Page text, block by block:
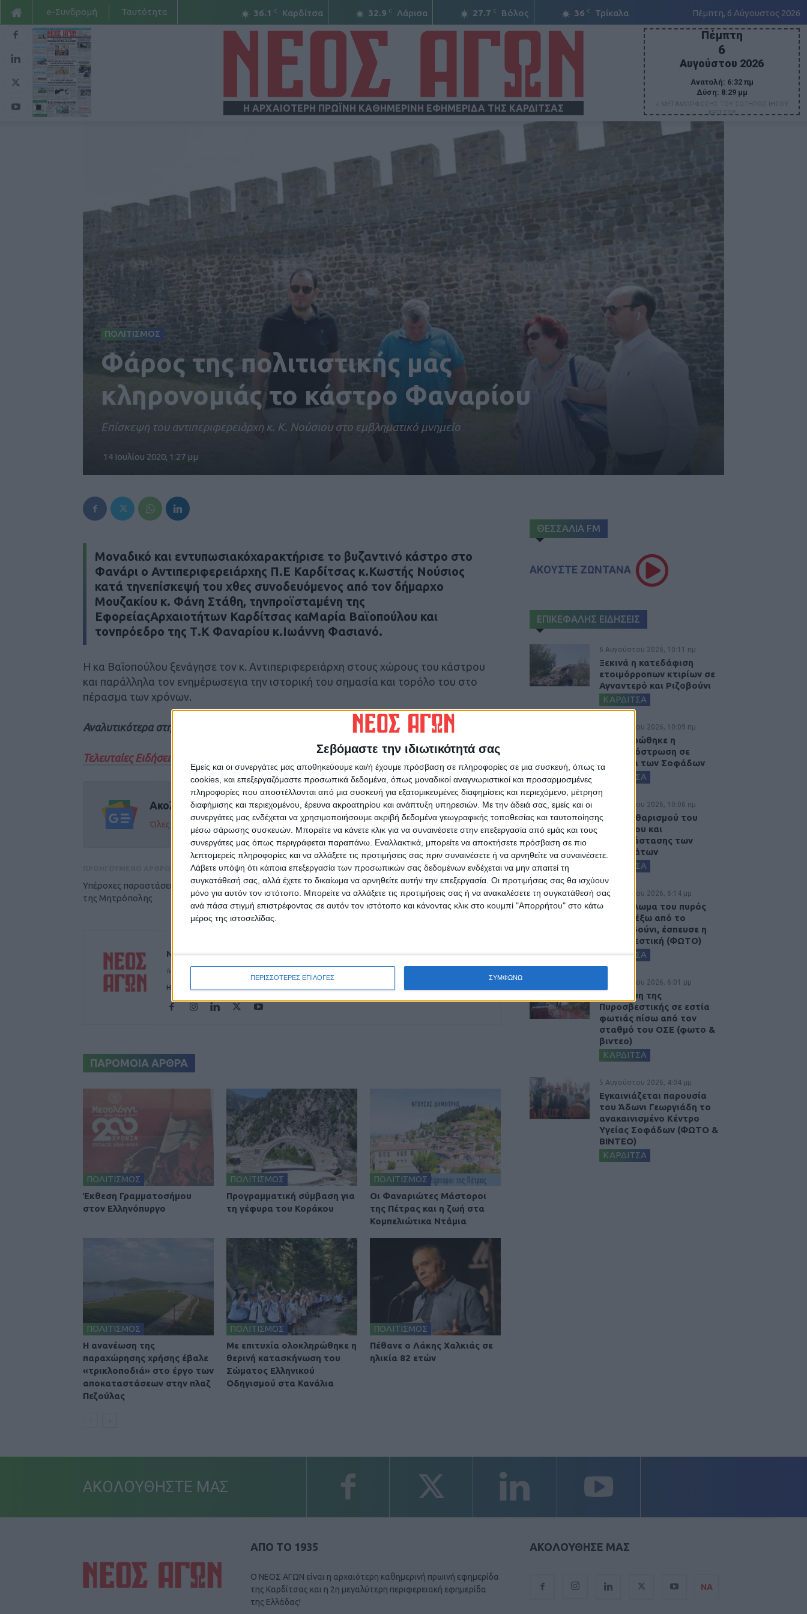
Σεβόμαστε την ιδιωτικότητά σας
Εμείς και οι συνεργάτες μας αποθηκεύουμε και/ή έχουμε πρόσβαση σε πληροφορίες σε μια συσκευή, όπως τα
cookies, και επεξεργαζόμαστε προσωπικά δεδομένα, όπως μοναδικοί αναγνωριστικοί και προσαρμοσμένες
πληροφορίες που αποστέλλονται από μια συσκευή για εξατομικευμένες διαφημίσεις και περιεχόμενο, μέτρηση
διαφήμισης και περιεχομένου, έρευνα ακροατηρίου και ανάπτυξη υπηρεσιών. Με την άδειά σας, εμείς και οι
συνεργάτες μας ενδέχεται να χρησιμοποιήσουμε ακριβή δεδομένα γεωγραφικής τοποθεσίας και ταυτοποίησης
μέσω σάρωσης συσκευών. Μπορείτε να κάνετε κλικ για να συναινέσετε στην επεξεργασία από εμάς και τους
συνεργάτες μας όπως περιγράφεται παραπάνω. Εναλλακτικά, μπορείτε να αποκτήσετε πρόσβαση σε πιο
λεπτομερείς πληροφορίες και να αλλάξετε τις προτιμήσεις σας πριν συναινέσετε ή να αρνηθείτε να συναινέσετε.
Λάβετε υπόψη ότι κάποια επεξεργασία των προσωπικών σας δεδομένων ενδέχεται να μην απαιτεί τη
συγκατάθεσή σας, αλλά έχετε το δικαίωμα να αρνηθείτε αυτήν την επεξεργασία. Οι προτιμήσεις σας θα ισχύουν
μόνο για αυτόν τον ιστότοπο. Μπορείτε να αλλάξετε τις προτιμήσεις σας ή να ανακαλέσετε τη συγκατάθεσή σας
ανά πάσα στιγμή επιστρέφοντας σε αυτόν τον ιστότοπο και κάνοντας κλικ στο κουμπί "Απορρήτου" στο κάτω
μέρος της ιστοσελίδας.
ΠΕΡΙΣΣΟΤΕΡΕΣ ΕΠΙΛΟΓΕΣ ΣΥΜΦΩΝΩ
36.1 C Καρδίτσα 32.9 C Λάρισα 27.7 C Βόλος 36 C Τρίκαλα Πέμπτη, 6 Αύγουστος 2026
e-Συνδρομή Ταυτότητα
Η ΑΡΧΑΙΟΤΕΡΗ ΠΡΩΪΝΗ ΚΑΘΗΜΕΡΙΝΗ ΕΦΗΜΕΡΙΔΑ ΤΗΣ ΚΑΡΔΙΤΣΑΣ
Πέμπτη
6
Αυγούστου 2026
Ανατολή: 6:32 πμ
Δύση: 8:29 μμ
+ ΜΕΤΑΜΟΡΦΩΣΗΣ ΤΟΥ ΣΩΤΗΡΟΣ ΙΗΣΟΥ
ΧΡΙΣΤΟΥ
ΠΟΛΙΤΙΣΜΟΣ
Φάρος της πολιτιστικής μας
κληρονομιάς το κάστρο Φαναρίου
Επίσκεψη του αντιπεριφερειάρχη κ. Κ. Νούσιου στο εμβληματικό μνημείο
14 Ιουλίου 2020, 1:27 μμ
Μοναδικό και εντυπωσιακόχαρακτήρισε το βυζαντινό κάστρο στο
Φανάρι ο Αντιπεριφερειάρχης Π.Ε Καρδίτσας κ.Κωστής Νούσιος
κατά τηνεπίσκεψή του χθες συνοδευόμενος από τον δήμαρχο
Μουζακίου κ. Φάνη Στάθη, τηνπροϊσταμένη της
ΕφορείαςΑρχαιοτήτων Καρδίτσας καΜαρία Βαϊοπούλου και
τονπρόεδρο της Τ.Κ Φαναρίου κ.Ιωάννη Φασιανό.
Η κα Βαϊοπούλου ξενάγησε τον κ. Αντιπεριφερειάρχη στους χώρους του κάστρου
και παράλληλα τον ενημέρωσεγια την ιστορική του σημασία και τορόλο του στο
πέρασμα των χρόνων.
Αναλυτικότερα στην έντυπη έκδοση του «Νέου Αγώνα»
Τελευταίες Ειδήσεις Σήμερα
Ακολούθησε την εφημερίδα ΝΕΟΣ ΑΓΩΝ στο Google News!
Όλες οι εξελίξεις στην περιοχή της Καρδίτσας και ευρύτερα της Θεσσαλίας
Υπέροχες παραστάσεις στο υπαίθριο Θέατρο
της Μητρόπολης
ΕΠΟΜΕΝΟ ΑΡΘΡΟ
Ποιοι αγρότες κερδίζουν φέτος έκπτωση
φόρου έως 2.100 ευρώ
ΝΕΟΣ ΑΓΩΝ
https://neosagon.gr
Η Αρχαιότερη Καθημερινή Πρωινή Εφημερίδα της Καρδίτσας
ΠΑΡΟΜΟΙΑ ΑΡΘΡΑ
ΠΟΛΙΤΙΣΜΟΣ
Έκθεση Γραμματοσήμου
στον Ελληνόπυργο
ΠΟΛΙΤΙΣΜΟΣ
Προγραμματική σύμβαση για
τη γέφυρα του Κοράκου
ΠΟΛΙΤΙΣΜΟΣ
Οι Φαναριώτες Μάστοροι
της Πέτρας και η ζωή στα
Κομπελιώτικα Ντάμια
ΠΟΛΙΤΙΣΜΟΣ
Η ανανέωση της
παραχώρησης χρήσης έβαλε
«τρικλοποδιά» στο έργο των
αποκαταστάσεων στην πλαζ
Πεζούλας
ΠΟΛΙΤΙΣΜΟΣ
Με επιτυχία ολοκληρώθηκε η
θερινή κατασκήνωση του
Σώματος Ελληνικού
Οδηγισμού στα Κανάλια
ΠΟΛΙΤΙΣΜΟΣ
Πέθανε ο Λάκης Χαλκιάς σε
ηλικία 82 ετών
ΘΕΣΣΑΛΙΑ FM
ΑΚΟΥΣΤΕ ΖΩΝΤΑΝΑ
ΕΠΙΚΕΦΑΛΗΣ ΕΙΔΗΣΕΙΣ
6 Αυγούστου 2026, 10:11 πμ
Ξεκινά η κατεδάφιση
ετοιμόρροπων κτιρίων σε
Αγναντερό και Ριζοβούνι
ΚΑΡΔΙΤΣΑ
6 Αυγούστου 2026, 10:09 πμ
Ολοκληρώθηκε η
ασφαλτόστρωση σε
τμήματα των Σοφάδων
ΚΑΡΔΙΤΣΑ
6 Αυγούστου 2026, 10:06 πμ
Έργο καθαρισμού του
Ρογόζινου και
αποκατάστασης των
αναχωμάτων
ΚΑΡΔΙΤΣΑ
5 Αυγούστου 2026, 6:14 μμ
Παρανάλωμα του πυρός
έγινε ΙΧ έξω από το
Μορφοβούνι, έσπευσε η
Πυροσβεστική (ΦΩΤΟ)
ΚΑΡΔΙΤΣΑ
5 Αυγούστου 2026, 6:01 μμ
Επέμβαση της
Πυροσβεστικής σε εστία
φωτιάς πίσω από τον
σταθμό του ΟΣΕ (φωτο &
βιντεο)
ΚΑΡΔΙΤΣΑ
5 Αυγούστου 2026, 4:04 μμ
Εγκαινιάζεται παρουσία
του Άδωνι Γεωργιάδη το
ανακαινισμένο Κέντρο
Υγείας Σοφάδων (ΦΩΤΟ &
ΒΙΝΤΕΟ)
ΚΑΡΔΙΤΣΑ
ΑΚΟΛΟΥΘΗΣΤΕ ΜΑΣ
ΑΠΟ ΤΟ 1935
Ο ΝΕΟΣ ΑΓΩΝ είναι η αρχαιότερη καθημερινή πρωινή εφημερίδα
της Καρδίτσας και η 2η μεγαλύτερη περιφερειακή εφημερίδα
της Ελλάδας!
ΑΚΟΛΟΥΘΗΣΕ ΜΑΣ
ΝΑ